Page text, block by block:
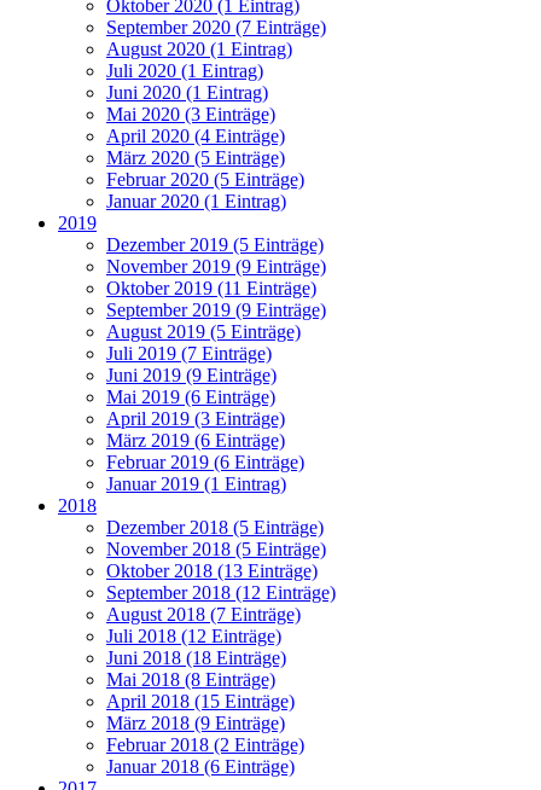
Oktober 2020 (1 Eintrag)
September 2020 (7 Einträge)
August 2020 (1 Eintrag)
Juli 2020 (1 Eintrag)
Juni 2020 (1 Eintrag)
Mai 2020 (3 Einträge)
April 2020 (4 Einträge)
März 2020 (5 Einträge)
Februar 2020 (5 Einträge)
Januar 2020 (1 Eintrag)
2019
Dezember 2019 (5 Einträge)
November 2019 (9 Einträge)
Oktober 2019 (11 Einträge)
September 2019 (9 Einträge)
August 2019 (5 Einträge)
Juli 2019 (7 Einträge)
Juni 2019 (9 Einträge)
Mai 2019 (6 Einträge)
April 2019 (3 Einträge)
März 2019 (6 Einträge)
Februar 2019 (6 Einträge)
Januar 2019 (1 Eintrag)
2018
Dezember 2018 (5 Einträge)
November 2018 (5 Einträge)
Oktober 2018 (13 Einträge)
September 2018 (12 Einträge)
August 2018 (7 Einträge)
Juli 2018 (12 Einträge)
Juni 2018 (18 Einträge)
Mai 2018 (8 Einträge)
April 2018 (15 Einträge)
März 2018 (9 Einträge)
Februar 2018 (2 Einträge)
Januar 2018 (6 Einträge)